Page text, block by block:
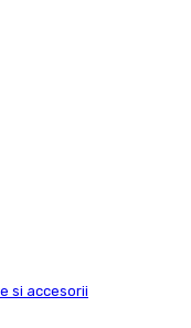
si accesorii